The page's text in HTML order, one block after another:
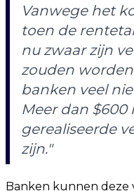
Vanwege het
toen de
nu zwaar zijn
zouden
banken veel
Meer dan
gerealiseerde
zijn."
Banken kunnen deze